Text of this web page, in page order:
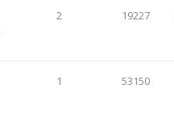
2 19227
1 53150